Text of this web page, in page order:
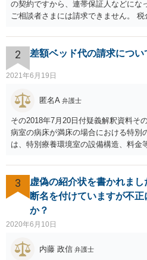
の契約ですから、連帯保証人などにな
ご相談者さまには請求できません。
護受給の際に扶養できないかという連
い旨回答すればそれまでです。 相続
通りです。 民法上の扶養義務はご相
ではありません。 あくまでも、余力
る扶養義務は配偶者や子に対する扶養
まれてすぐ両親が離婚し、その後会っ
養義務の順位を下げる一つの理由にな
2 差額ベッド代の請求につい
2021年6月19日
匿名A 弁護士
その2018年7月20日付疑義解釈資料そ
病室の病床が満床の場合における特別
は、特別療養環境室の設備構造、料金
ことが確認される場合には、特別療養
であっても、特別の料金を徴収する
あるので、当局の立場としても「病院
差額ベッド代は請求してはならない」
必要があるにもかかわらず、特別の料
れば、他院を受診するよう言われた」
と思われる事例」と言及されているだ
されていないですし、違法であること
3
虚偽の紹介状を書かれま
断名を付けていますが不
か？
2020年6月10日
内藤 政信 弁護士